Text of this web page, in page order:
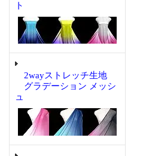
ト
2wayストレッチ生地
グラデーション メッシ
ュ